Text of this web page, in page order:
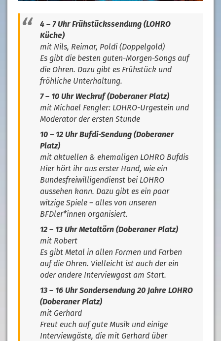
4 – 7 Uhr Frühstückssendung (LOHRO
Küche)
mit Nils, Reimar, Poldi (Doppelgold)
Es gibt die besten guten-Morgen-Songs auf
die Ohren. Dazu gibt es Frühstück und
fröhliche Unterhaltung.
7 – 10 Uhr Weckruf (Doberaner Platz)
mit Michael Fengler: LOHRO-Urgestein und
Moderator der ersten Stunde
10 – 12 Uhr Bufdi-Sendung (Doberaner
Platz)
mit aktuellen & ehemaligen LOHRO Bufdis
Hier hört ihr aus erster Hand, wie ein
Bundesfreiwilligendienst bei LOHRO
aussehen kann. Dazu gibt es ein paar
witzige Spiele – alles von unseren
BFDler*innen organisiert.
12 – 13 Uhr Metaltörn (Doberaner Platz)
mit Robert
Es gibt Metal in allen Formen und Farben
auf die Ohren. Vielleicht ist auch der ein
oder andere Interviewgast am Start.
13 – 16 Uhr Sondersendung 20 Jahre LOHRO
(Doberaner Platz)
mit Gerhard
Freut euch auf gute Musik und einige
Interviewgäste, die mit Gerhard über